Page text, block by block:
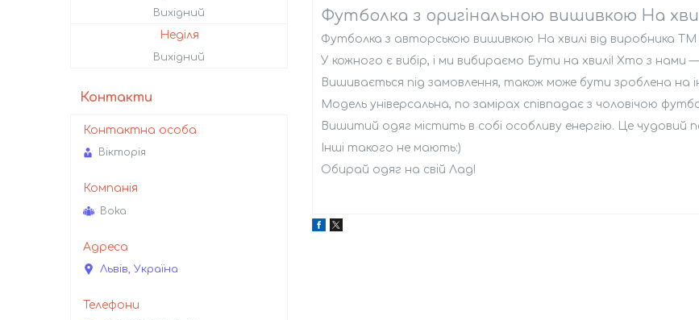
Футболка з оригінальною вишивкою На
Футболка з авторською вишивкою На хвилі від виробника
У кожного є вибір, і ми вибираємо Бути на хвилі! Хто з нами
Вишивається під замовлення, також може бути зроблена на
Модель універсальна, по замірах співпадає з чоловічою
Вишитий одяг містить в собі особливу енергію. Це чудовий
Інші такого не мають:)
Обирай одяг на свій Лад!
Вихідний
Неділя
Вихідний
Контакти
Вікторія
Boka
Львів, Україна